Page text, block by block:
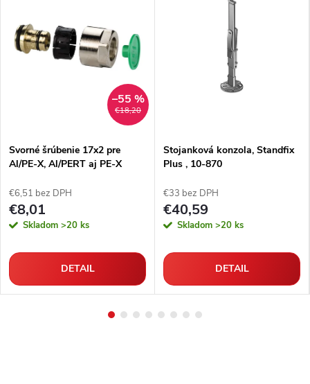
€18,20
–55 %
Svorné šrúbenie 17x2 pre
Al/PE-X, Al/PERT aj PE-X
€6,51 bez DPH
€8,01
Skladom >20 ks
DETAIL
Stojanková konzola, Standfix
Plus , 10-870
€33 bez DPH
€40,59
Skladom >20 ks
DETAIL